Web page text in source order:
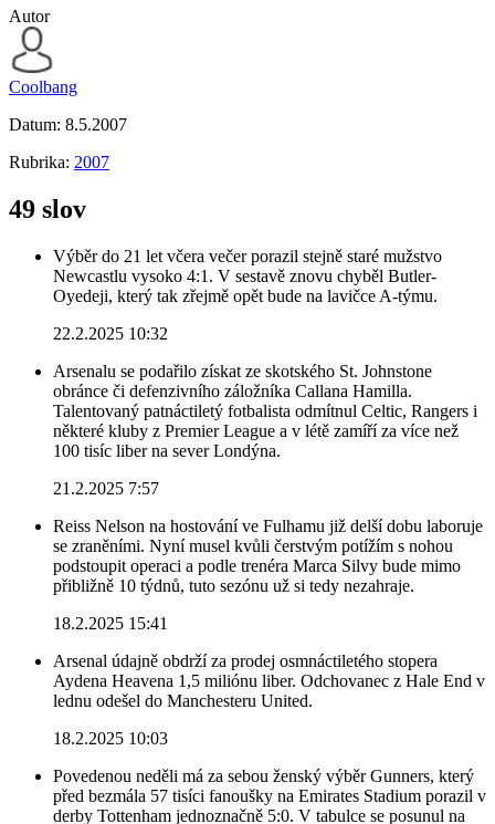
Autor
Coolbang
Datum: 8.5.2007
Rubrika: 2007
49 slov
Výběr do 21 let včera večer porazil stejně staré mužstvo
Newcastlu vysoko 4:1. V sestavě znovu chyběl Butler-
Oyedeji, který tak zřejmě opět bude na lavičce A-týmu.
22.2.2025 10:32
Arsenalu se podařilo získat ze skotského St. Johnstone
obránce či defenzivního záložníka Callana Hamilla.
Talentovaný patnáctiletý fotbalista odmítnul Celtic, Rangers i
některé kluby z Premier League a v létě zamíří za více než
100 tisíc liber na sever Londýna.
21.2.2025 7:57
Reiss Nelson na hostování ve Fulhamu již delší dobu laboruje
se zraněními. Nyní musel kvůli čerstvým potížím s nohou
podstoupit operaci a podle trenéra Marca Silvy bude mimo
přibližně 10 týdnů, tuto sezónu už si tedy nezahraje.
18.2.2025 15:41
Arsenal údajně obdrží za prodej osmnáctiletého stopera
Aydena Heavena 1,5 miliónu liber. Odchovanec z Hale End v
lednu odešel do Manchesteru United.
18.2.2025 10:03
Povedenou neděli má za sebou ženský výběr Gunners, který
před bezmála 57 tisíci fanoušky na Emirates Stadium porazil v
derby Tottenham jednoznačně 5:0. V tabulce se posunul na